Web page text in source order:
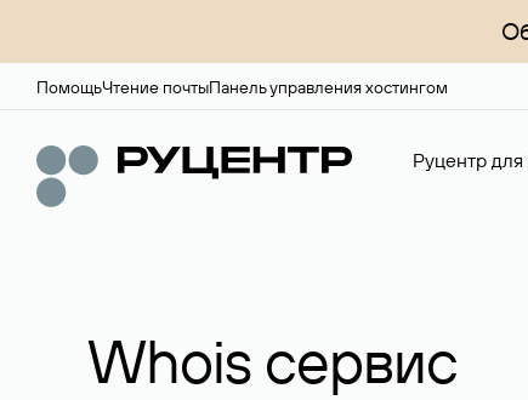
ПомощьЧтение почтыПанель управления хостингом
Руцентр
Whois сервис